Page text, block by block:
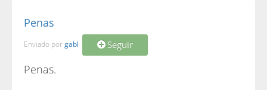
Penas
Enviado por gabl Seguir
Penas.